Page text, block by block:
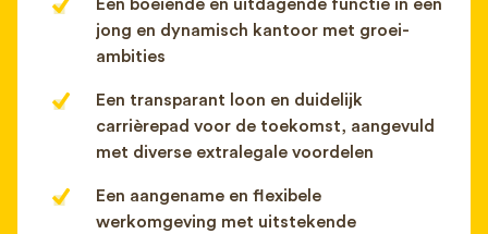
Een boeiende en uitdagende functie in een
jong en dynamisch kantoor met groei-
ambities
Een transparant loon en duidelijk
carrièrepad voor de toekomst, aangevuld
met diverse extralegale voordelen
Een aangename en flexibele
werkomgeving met uitstekende